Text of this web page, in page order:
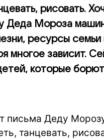
рисовать.
Деда Мороза
ресурсы семьи
многое зависит.
которые
письма Деду
танцевать,